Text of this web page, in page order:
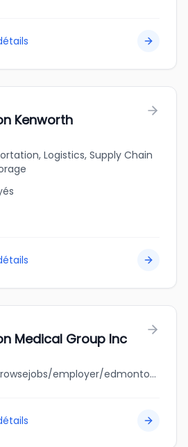
Kenworth
Logistics, Supply Chain
Medical Group Inc
jobbank.gc.ca/browsejobs/employer/edmonton+medical+group+inc/ca